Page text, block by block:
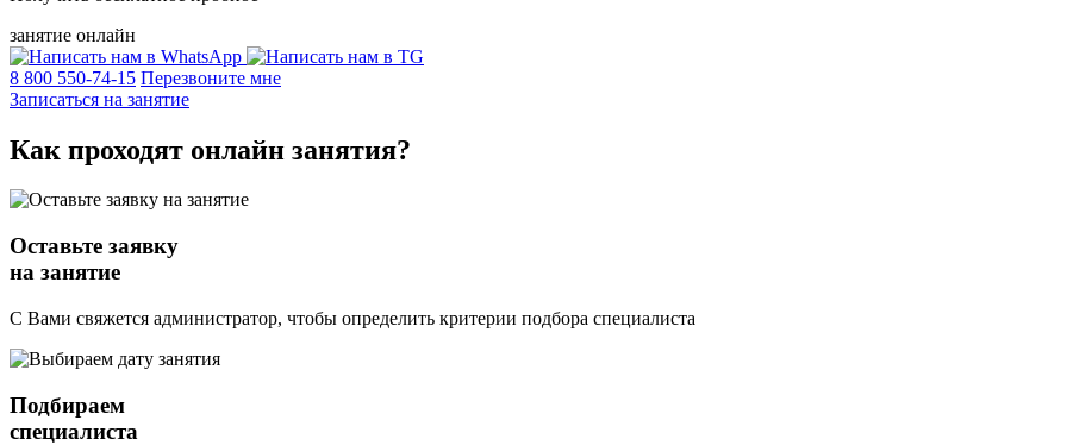
занятие онлайн
8 800 550-74-15 Перезвоните мне
Записаться на занятие
Как проходят онлайн занятия?
Оставьте заявку
на занятие
С Вами свяжется администратор, чтобы определить критерии подбора специалиста
Подбираем
специалиста